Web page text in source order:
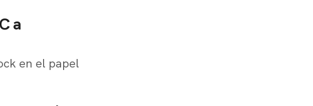
a
en el papel